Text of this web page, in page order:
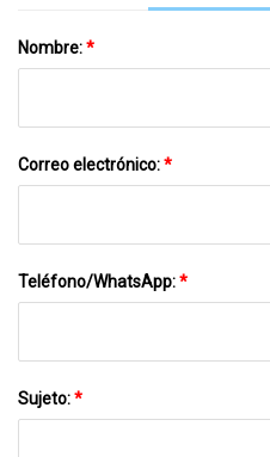
Nombre:*
Correo electrónico:*
Teléfono/WhatsApp:*
Sujeto:*